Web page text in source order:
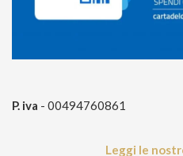
P. iva - 00494760861
Leggi le